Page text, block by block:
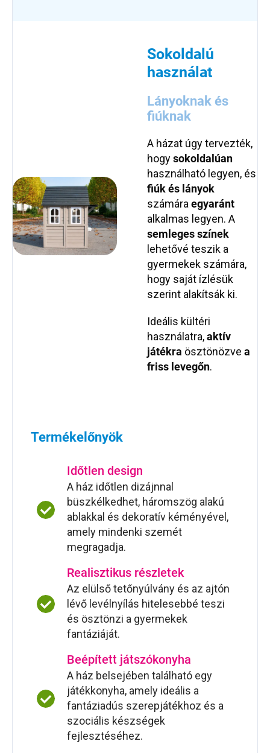
Sokoldalú
használat
Lányoknak és
fiúknak
A házat úgy tervezték,
hogysokoldalúan
használható legyen, és
fiúk és lányok
számáraegyaránt
alkalmas legyen. A
semleges színek
lehetővé teszik a
gyermekek számára,
hogy saját ízlésük
szerint alakítsák ki.
Ideális kültéri
használatra,aktív
játékra ösztönözve a
friss levegőn.
Termékelőnyök
Időtlen design
A ház időtlen dizájnnal
büszkélkedhet, háromszög alakú
ablakkal és dekoratív kéményével,
amely mindenki szemét
megragadja.
Realisztikus részletek
Az elülső tetőnyúlvány és az ajtón
lévő levélnyílás hitelesebbé teszi
és ösztönzi a gyermekek
fantáziáját.
Beépített játszókonyha
A ház belsejében található egy
játékkonyha, amely ideális a
fantáziadús szerepjátékhoz és a
szociális készségek
fejlesztéséhez.